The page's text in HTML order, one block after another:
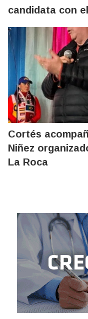
candidata con
Cortés
Niñez
La Roca